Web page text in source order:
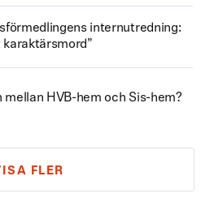
internutredning:
mellan HVB-hem och Sis-hem?
FLER